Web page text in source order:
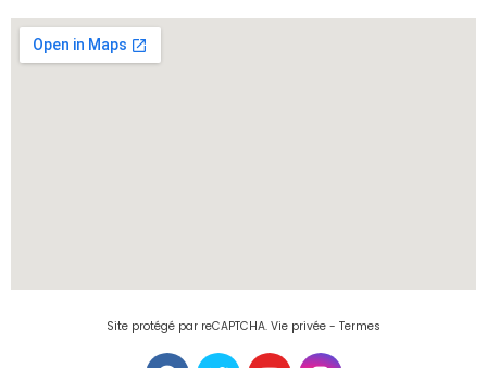
Site protégé par reCAPTCHA. Vie privée - Termes